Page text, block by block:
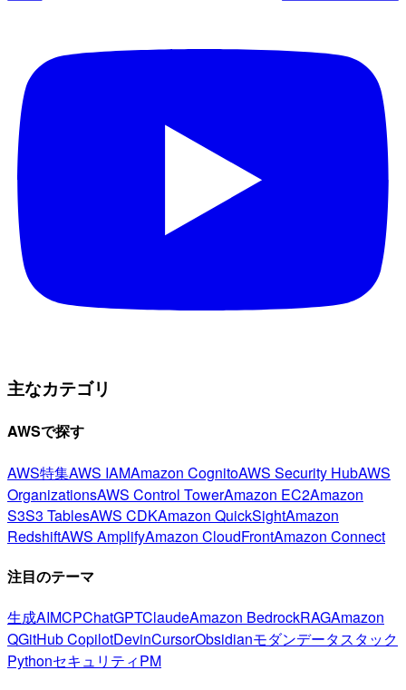
主なカテゴリ
AWSで探す
AWS特集AWS IAMAmazon CognitoAWS Security HubAWS
OrganizationsAWS Control TowerAmazon EC2Amazon
S3S3 TablesAWS CDKAmazon QuickSightAmazon
RedshiftAWS AmplifyAmazon CloudFrontAmazon Connect
注目のテーマ
生成AIMCPChatGPTClaudeAmazon BedrockRAGAmazon
QGitHub CopilotDevinCursorObsidianモダンデータスタック
PythonセキュリティPM